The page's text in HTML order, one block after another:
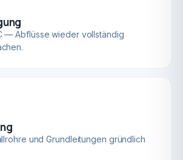
— Abflüsse wieder vollständig
und Grundleitungen gründlich